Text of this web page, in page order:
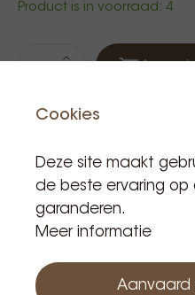
Product is in voorraad: 4
Cookies
Deze site maakt
de beste ervaring op
garanderen.
Meer informatie
Aanvaard